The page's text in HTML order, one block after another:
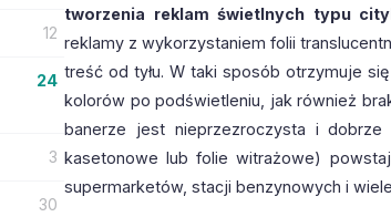
12
24
3
30
tworzenia reklam świetlnych typu
reklamy z wykorzystaniem folii
treść od tyłu. W taki sposób otrzymuje
kolorów po podświetleniu, jak również
banerze jest nieprzezroczysta i
kasetonowe lub folie witrażowe)
supermarketów, stacji benzynowych i